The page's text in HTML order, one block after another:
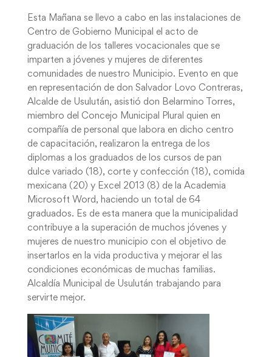
Esta Mañana se llevo a cabo en las instalaciones de
Centro de Gobierno Municipal el acto de
graduación de los talleres vocacionales que se
imparten a jóvenes y mujeres de diferentes
comunidades de nuestro Municipio. Evento en que
en representación de don Salvador Lovo Contreras,
Alcalde de Usulután, asistió don Belarmino Torres,
miembro del Concejo Municipal Plural quien en
compañía de personal que labora en dicho centro
de capacitación, realizaron la entrega de los
diplomas a los graduados de los cursos de pan
dulce variado (18), corte y confección (18), comida
mexicana (20) y Excel 2013 (8) de la Academia
Microsoft Word, haciendo un total de 64
graduados. Es de esta manera que la municipalidad
contribuye a la superación de muchos jóvenes y
mujeres de nuestro municipio con el objetivo de
insertarlos en la vida productiva y mejorar el las
condiciones económicas de muchas familias.
Alcaldía Municipal de Usulután trabajando para
servirte mejor.